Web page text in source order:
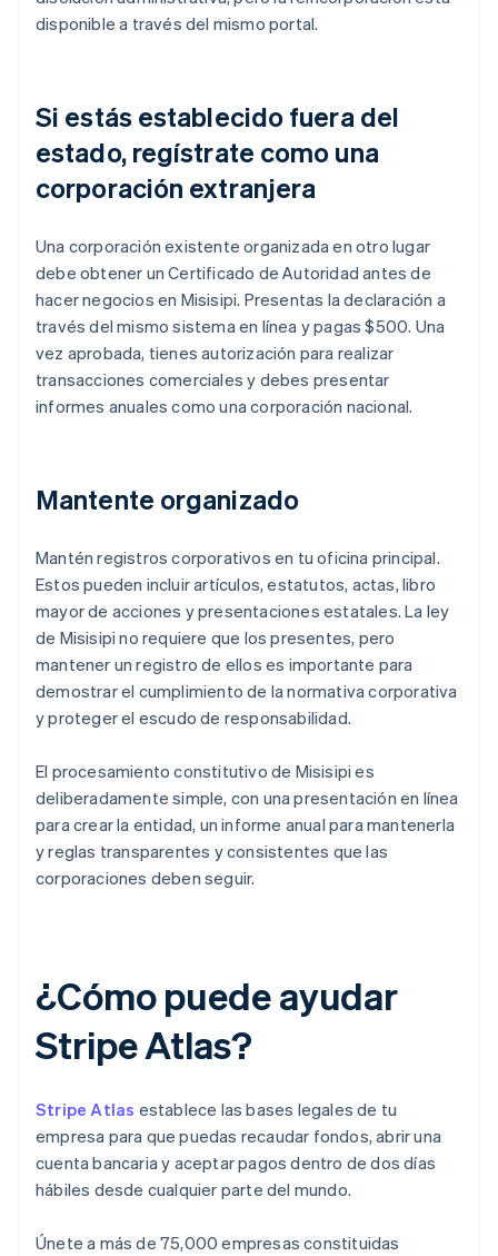
disponible a través del mismo portal.
Si estás establecido fuera del
estado, regístrate como una
corporación extranjera
Una corporación existente organizada en otro lugar
debe obtener un Certificado de Autoridad antes de
hacer negocios en Misisipi. Presentas la declaración a
través del mismo sistema en línea y pagas $500. Una
vez aprobada, tienes autorización para realizar
transacciones comerciales y debes presentar
informes anuales como una corporación nacional.
Mantente organizado
Mantén registros corporativos en tu oficina principal.
Estos pueden incluir artículos, estatutos, actas, libro
mayor de acciones y presentaciones estatales. La ley
de Misisipi no requiere que los presentes, pero
mantener un registro de ellos es importante para
demostrar el cumplimiento de la normativa corporativa
y proteger el escudo de responsabilidad.
El procesamiento constitutivo de Misisipi es
deliberadamente simple, con una presentación en línea
para crear la entidad, un informe anual para mantenerla
y reglas transparentes y consistentes que las
corporaciones deben seguir.
¿Cómo puede ayudar
Stripe Atlas?
Stripe Atlas establece las bases legales de tu
empresa para que puedas recaudar fondos, abrir una
cuenta bancaria y aceptar pagos dentro de dos días
hábiles desde cualquier parte del mundo.
Únete a más de 75,000 empresas constituidas